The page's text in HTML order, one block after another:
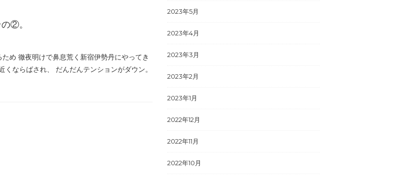
②。
め 徹夜明けで鼻息荒く新宿伊勢丹にやってき
ならばされ、 だんだんテンションがダウン。
2023年5月
2023年4月
2023年3月
2023年2月
2023年1月
2022年12月
2022年11月
2022年10月